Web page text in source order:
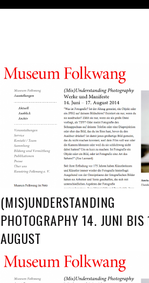
(MIS)UNDERSTANDING
PHOTOGRAPHY 14. JUNI BIS
AUGUST